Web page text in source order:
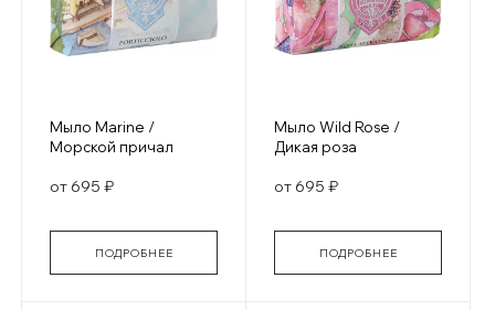
Мыло Marine /
Морской причал
от 695 ₽
ПОДРОБНЕЕ
Мыло Wild Rose /
Дикая роза
от 695 ₽
ПОДРОБНЕЕ